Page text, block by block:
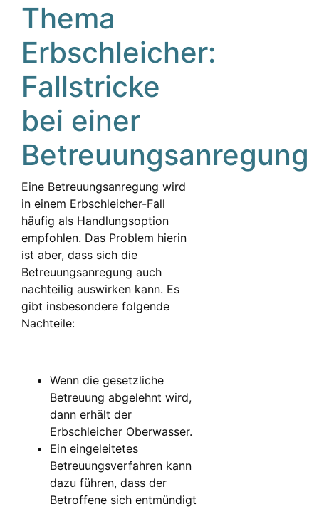
Thema
Erbschleicher:
Fallstricke
bei einer
Betreuungsanregung
Eine Betreuungsanregung wird
in einem Erbschleicher-Fall
häufig als Handlungsoption
empfohlen. Das Problem hierin
ist aber, dass sich die
Betreuungsanregung auch
nachteilig auswirken kann. Es
gibt insbesondere folgende
Nachteile:
Wenn die gesetzliche
Betreuung abgelehnt wird,
dann erhält der
Erbschleicher Oberwasser.
Ein eingeleitetes
Betreuungsverfahren kann
dazu führen, dass der
Betroffene sich entmündigt